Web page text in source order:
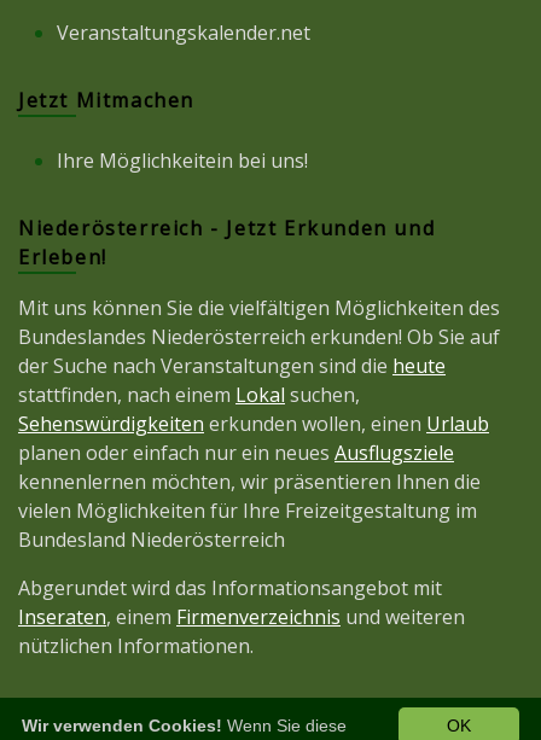
Veranstaltungskalender.net
Jetzt Mitmachen
Ihre Möglichkeitein bei uns!
Niederösterreich - Jetzt Erkunden und
Erleben!
Mit uns können Sie die vielfältigen Möglichkeiten des
Bundeslandes Niederösterreich erkunden! Ob Sie auf
der Suche nach Veranstaltungen sind die heute
stattfinden, nach einem Lokal suchen,
Sehenswürdigkeiten erkunden wollen, einen Urlaub
planen oder einfach nur ein neues Ausflugsziele
kennenlernen möchten, wir präsentieren Ihnen die
vielen Möglichkeiten für Ihre Freizeitgestaltung im
Bundesland Niederösterreich
Abgerundet wird das Informationsangebot mit
Inseraten, einem Firmenverzeichnis und weiteren
nützlichen Informationen.
Diese Seite ist ein Projekt derJetztMedien.com OK
Wir verwenden Cookies! Wenn Sie diese